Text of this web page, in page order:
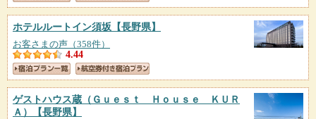
ホテルルートイン須坂 【長野県】
お客さまの声（358件）
4.44
ゲストハウス蔵（Ｇｕｅｓｔ Ｈｏｕｓｅ ＫＵＲ
Ａ）
【長野県】